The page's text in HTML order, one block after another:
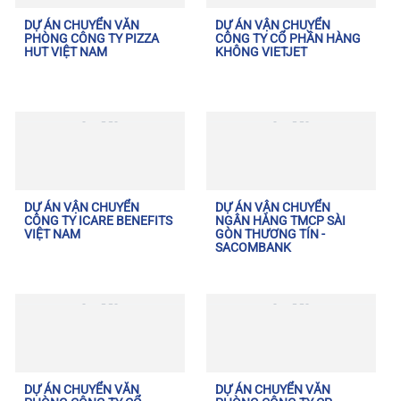
DỰ ÁN CHUYỂN VĂN
PHÒNG CÔNG TY PIZZA
HUT VIỆT NAM
DỰ ÁN VẬN CHUYỂN
CÔNG TY CỔ PHẦN HÀNG
KHÔNG VIETJET
DỰ ÁN VẬN CHUYỂN
CÔNG TY ICARE BENEFITS
VIỆT NAM
DỰ ÁN VẬN CHUYỂN
NGÂN HÀNG TMCP SÀI
GÒN THƯƠNG TÍN -
SACOMBANK
DỰ ÁN CHUYỂN VĂN
DỰ ÁN CHUYỂN VĂN